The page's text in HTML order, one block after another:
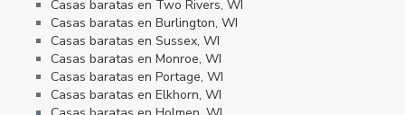
Casas baratas en Two Rivers, WI
Casas baratas en Burlington, WI
Casas baratas en Sussex, WI
Casas baratas en Monroe, WI
Casas baratas en Portage, WI
Casas baratas en Elkhorn, WI